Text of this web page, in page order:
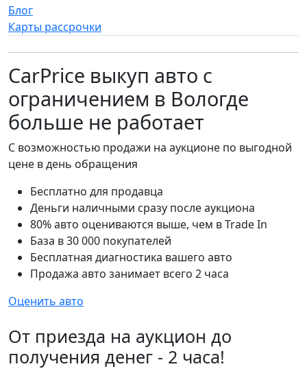
Блог
Карты рассрочки
CarPrice выкуп авто с
ограничением в Вологде
больше не работает
С возможностью продажи на аукционе по выгодной
цене в день обращения
Бесплатно для продавца
Деньги наличными сразу после аукциона
80% авто оцениваются выше, чем в Trade In
База в 30 000 покупателей
Бесплатная диагностика вашего авто
Продажа авто занимает всего 2 часа
Оценить авто
От приезда на аукцион до
получения денег - 2 часа!